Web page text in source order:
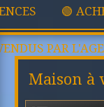
🟢
PAR
Maison à